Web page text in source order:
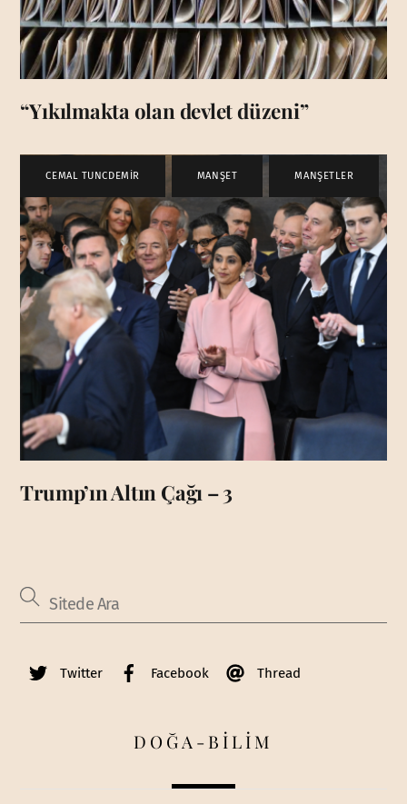
“Yıkılmakta olan devlet düzeni”
CEMAL TUNCDEMİR MANŞET MANŞETLER
Trump’ın Altın Çağı – 3
Twitter Facebook Thread
DOĞA-BİLİM